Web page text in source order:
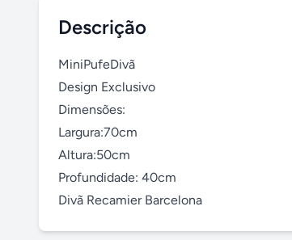
Descrição
MiniPufeDivã
Design Exclusivo
Dimensões:
Largura:70cm
Altura:50cm
Profundidade: 40cm
Divã Recamier Barcelona